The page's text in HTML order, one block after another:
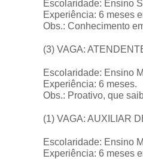
Escolaridade: Ensino
Experiência: 6 meses
Obs.: Conhecimento
(3) VAGA:
Escolaridade: Ensino
Experiência: 6 meses.
Obs.: Proativo, que
(1) VAGA: AUXILIAR
Escolaridade: Ensino
Experiência: 6 meses